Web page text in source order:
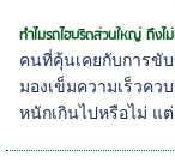
ทำไมรถไฮบริดส่วนใหญ่ ถึงไ
คนที่คุ้นเคยกับการขั
มองเข็มความเร็วคว
หนักเกินไปหรือไม่ แ